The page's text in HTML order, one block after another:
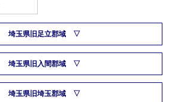
埼玉県旧足立郡域
埼玉県旧入間郡域
埼玉県旧埼玉郡域